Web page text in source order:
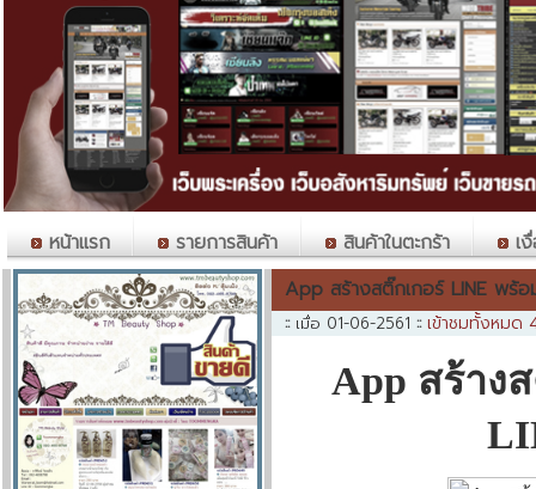
หน้าแรก รายการสินค้า สินค้าในตะกร้า เงื่
App สร้างสติ๊กเกอร์ LINE พร้อ
:: เมื่อ 01-06-2561 :: เข้าชมทั้งหม
App สร้าง